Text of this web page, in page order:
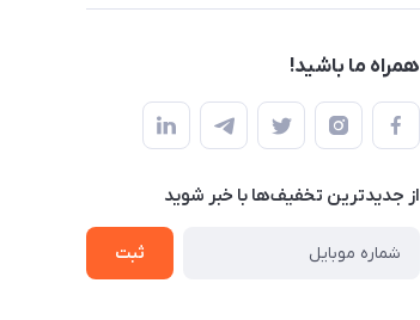
همراه ما باشید!
از جدید‌ترین تخفیف‌ها با‌ خبر شوید
ثبت